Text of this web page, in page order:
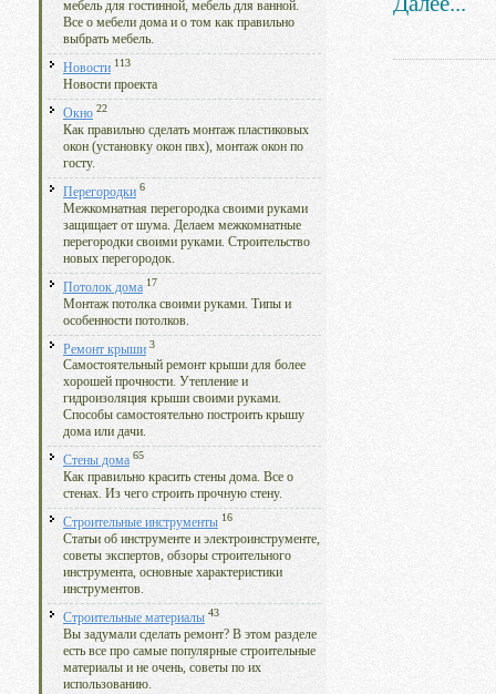
мебель для гостинной, мебель для ванной.
Все о мебели дома и о том как правильно
выбрать мебель.
Новости 113
Новости проекта
Окно 22
Как правильно сделать монтаж пластиковых
окон (установку окон пвх), монтаж окон по
госту.
Перегородки 6
Межкомнатная перегородка своими руками
защищает от шума. Делаем межкомнатные
перегородки своими руками. Строительство
новых перегородок.
Потолок дома 17
Монтаж потолка своими руками. Типы и
особенности потолков.
Ремонт крыши 3
Самостоятельный ремонт крыши для более
хорошей прочности. Утепление и
гидроизоляция крыши своими руками.
Способы самостоятельно построить крышу
дома или дачи.
Стены дома 65
Как правильно красить стены дома. Все о
стенах. Из чего строить прочную стену.
Строительные инструменты 16
Статьи об инструменте и электроинструменте,
советы экспертов, обзоры строительного
инструмента, основные характеристики
инструментов.
Строительные материалы 43
Вы задумали сделать ремонт? В этом разделе
есть все про самые популярные строительные
материалы и не очень, советы по их
использованию.